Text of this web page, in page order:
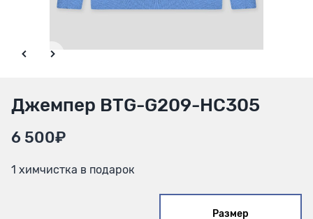
Джемпер BTG-G209-HС305
6 500₽
1 химчистка в подарок
Размер